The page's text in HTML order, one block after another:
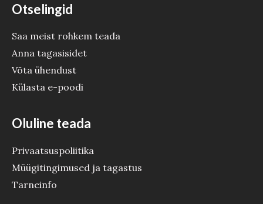
Otselingid
Saa meist rohkem teada
Anna tagasisidet
Võta ühendust
Külasta e-poodi
Oluline teada
Privaatsuspoliitika
Müügitingimused ja tagastus
Tarneinfo